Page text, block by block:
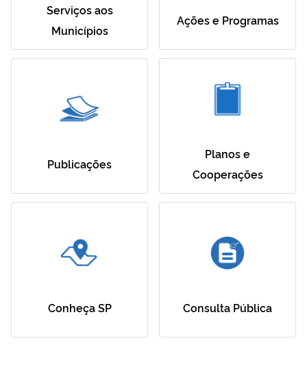
Serviços aos
Municípios
Ações e Programas
Publicações
Planos e
Cooperações
Conheça SP Consulta Pública